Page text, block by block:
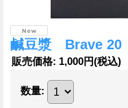
鹹豆漿 Brave 20
販売価格: 1,000円(税込)
数量: